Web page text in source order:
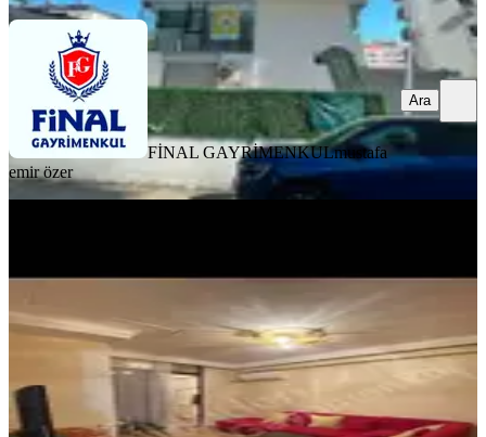
FİNAL GAYRİMENKULmustafa
emir özer
Ara
Seyhan, Reşatbey Mahallesi
1+1·55 m² ·5. Kat·06.08.2026
22.000 ₺